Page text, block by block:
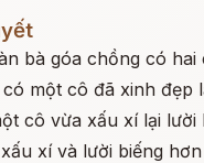
bà góa chồng có hai
một cô đã xinh đẹp
cô vừa xấu xí lại lười
xí và lười biếng